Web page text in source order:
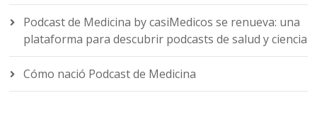
Podcast de Medicina by casiMedicos se renueva: una
plataforma para descubrir podcasts de salud y ciencia
Cómo nació Podcast de Medicina